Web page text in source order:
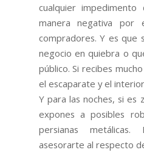
cualquier
manera negativa por
compradores. Y es que
negocio en quiebra o
público. Si recibes
el escaparate y el
Y para las noches, si es
expones a posibles
persianas metálicas.
asesorarte al respecto